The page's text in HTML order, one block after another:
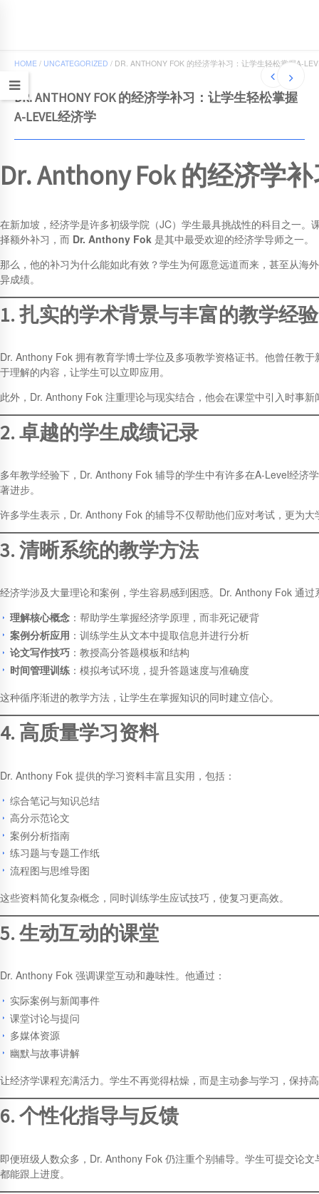
HOME / UNCATEGORIZED / DR. ANTHONY FOK 的经济学补习：让学生轻松掌握A-
DR. ANTHONY FOK 的经济学补习：让学生轻松掌握
A-LEVEL经济学
Dr. Anthony Fok 的经济学
在新加坡，经济学是许多初级学院（JC）学生最具挑战性的科目之一
择额外补习，而 Dr. Anthony Fok 是其中最受欢迎的经济学导师之一。
那么，他的补习为什么能如此有效？学生为何愿意远道而来，甚至从
异成绩。
1. 扎实的学术背景与丰富的教学经验
Dr. Anthony Fok 拥有教育学博士学位及多项教学资格证书。他曾任教
于理解的内容，让学生可以立即应用。
此外，Dr. Anthony Fok 注重理论与现实结合，他会在课堂中引入时事
2. 卓越的学生成绩记录
多年教学经验下，Dr. Anthony Fok 辅导的学生中有许多在A-Level经济
著进步。
许多学生表示，Dr. Anthony Fok 的辅导不仅帮助他们应对考试，更为
3. 清晰系统的教学方法
经济学涉及大量理论和案例，学生容易感到困惑。Dr. Anthony Fok 通
理解核心概念 ：帮助学生掌握经济学原理，而非死记硬背
案例分析应用 ：训练学生从文本中提取信息并进行分析
论文写作技巧 ：教授高分答题模板和结构
时间管理训练 ：模拟考试环境，提升答题速度与准确度
这种循序渐进的教学方法，让学生在掌握知识的同时建立信心。
4. 高质量学习资料
Dr. Anthony Fok 提供的学习资料丰富且实用，包括：
综合笔记与知识总结
高分示范论文
案例分析指南
练习题与专题工作纸
流程图与思维导图
这些资料简化复杂概念，同时训练学生应试技巧，使复习更高效。
5. 生动互动的课堂
Dr. Anthony Fok 强调课堂互动和趣味性。他通过：
实际案例与新闻事件
课堂讨论与提问
多媒体资源
幽默与故事讲解
让经济学课程充满活力。学生不再觉得枯燥，而是主动参与学习，保持
6. 个性化指导与反馈
即便班级人数众多，Dr. Anthony Fok 仍注重个别辅导。学生可提交论
都能跟上进度。